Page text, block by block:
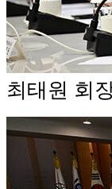
최태원 회